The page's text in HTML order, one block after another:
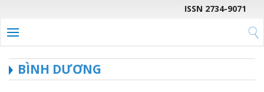
ISSN 2734-9071
BÌNH DƯƠNG